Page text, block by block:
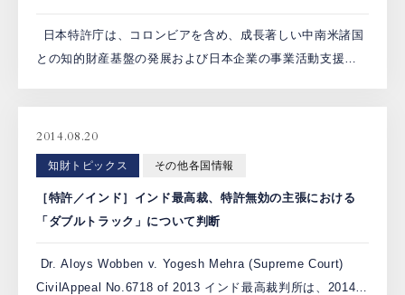
日本特許庁は、コロンビアを含め、成長著しい中南米諸国
との知的財産基盤の発展および日本企業の事業活動支援の
2014.08.20
知財トピックス その他各国情報
［特許／インド］インド最高裁、特許無効の主張における
「ダブルトラック」について判断
Dr. Aloys Wobben v. Yogesh Mehra (Supreme Court)
CivilAppeal No.6718 of 2013 インド最高裁判所は、2014年